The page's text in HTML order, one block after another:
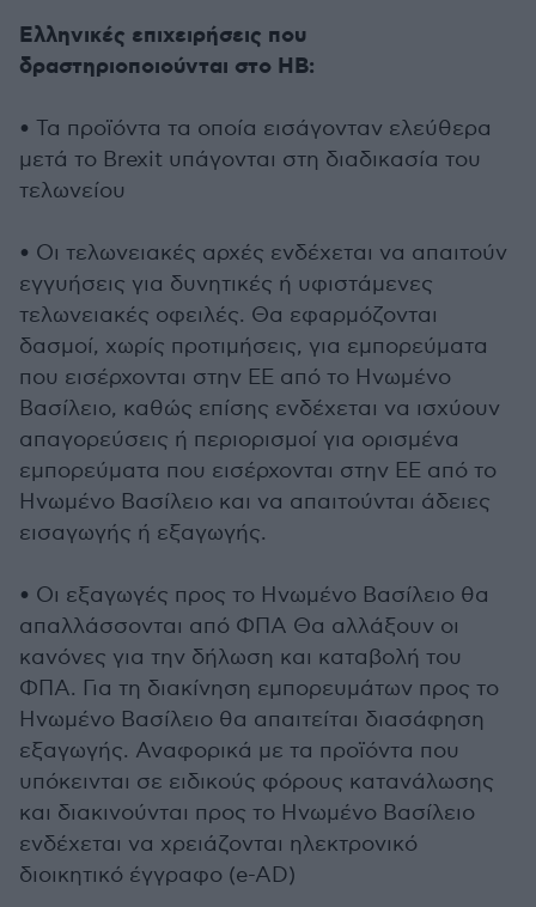
Ελληνικές επιχειρήσεις που
δραστηριοποιούνται στο ΗΒ:
• Τα προϊόντα τα οποία εισάγονταν ελεύθερα
μετά το Brexit υπάγονται στη διαδικασία του
τελωνείου
• Οι τελωνειακές αρχές ενδέχεται να απαιτούν
εγγυήσεις για δυνητικές ή υφιστάμενες
τελωνειακές οφειλές. Θα εφαρμόζονται
δασμοί, χωρίς προτιμήσεις, για εμπορεύματα
που εισέρχονται στην ΕΕ από το Ηνωμένο
Βασίλειο, καθώς επίσης ενδέχεται να ισχύουν
απαγορεύσεις ή περιορισμοί για ορισμένα
εμπορεύματα που εισέρχονται στην ΕΕ από το
Ηνωμένο Βασίλειο και να απαιτούνται άδειες
εισαγωγής ή εξαγωγής.
• Οι εξαγωγές προς το Ηνωμένο Βασίλειο θα
απαλλάσσονται από ΦΠΑ Θα αλλάξουν οι
κανόνες για την δήλωση και καταβολή του
ΦΠΑ. Για τη διακίνηση εμπορευμάτων προς το
Ηνωμένο Βασίλειο θα απαιτείται διασάφηση
εξαγωγής. Αναφορικά με τα προϊόντα που
υπόκεινται σε ειδικούς φόρους κατανάλωσης
και διακινούνται προς το Ηνωμένο Βασίλειο
ενδέχεται να χρειάζονται ηλεκτρονικό
διοικητικό έγγραφο (e-AD)